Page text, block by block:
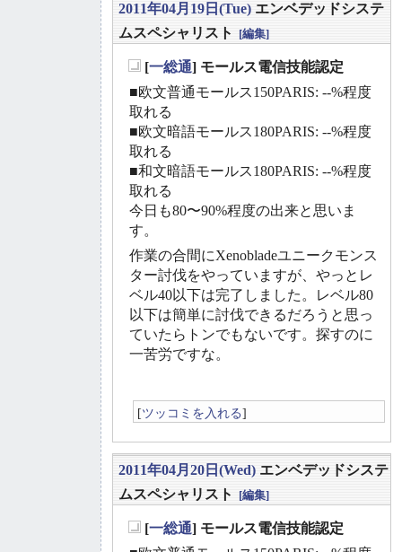
2011年04月19日(Tue) エンベデッドシステ
ムスペシャリスト
[編集]
[一総通] モールス電信技能認定
■欧文普通モールス150PARIS: --%程度
取れる
■欧文暗語モールス180PARIS: --%程度
取れる
■和文暗語モールス180PARIS: --%程度
取れる
今日も80〜90%程度の出来と思いま
す。
作業の合間にXenobladeユニークモンス
ター討伐をやっていますが、やっとレ
ベル40以下は完了しました。レベル80
以下は簡単に討伐できるだろうと思っ
ていたらトンでもないです。探すのに
一苦労ですな。
[ツッコミを入れる]
2011年04月20日(Wed) エンベデッドシステ
ムスペシャリスト
[編集]
[一総通] モールス電信技能認定